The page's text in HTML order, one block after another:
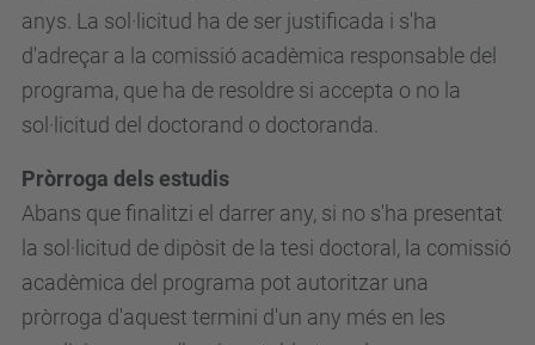
anys. La sol·licitud ha de ser justificada i s'ha
d'adreçar a la comissió acadèmica responsable del
programa, que ha de resoldre si accepta o no la
sol·licitud del doctorand o doctoranda.
Pròrroga dels estudis
Abans que finalitzi el darrer any, si no s'ha presentat
la sol·licitud de dipòsit de la tesi doctoral, la comissió
acadèmica del programa pot autoritzar una
pròrroga d'aquest termini d'un any més en les